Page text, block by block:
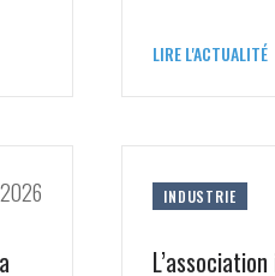
LIRE L'ACTUALITÉ
INDUSTRIE